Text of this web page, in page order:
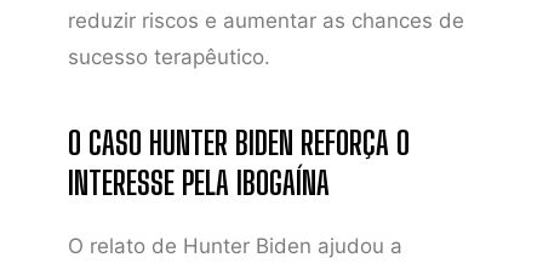
reduzir riscos e aumentar as chances de
sucesso terapêutico.
O CASO HUNTER BIDEN REFORÇA O
INTERESSE PELA IBOGAÍNA
O relato de Hunter Biden ajudou a